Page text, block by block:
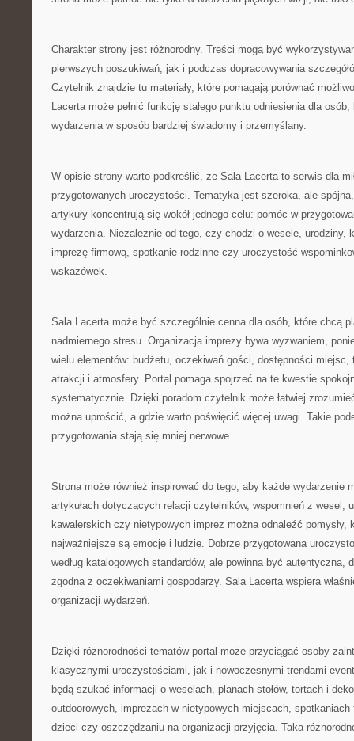
Charakter strony jest różnorodny. Treści mogą być
pierwszych poszukiwań, jak i podczas dopracowywania
Czytelnik znajdzie tu materiały, które pomagają porównać
Lacerta może pełnić funkcję stałego punktu odniesienia dla
wydarzenia w sposób bardziej świadomy i przemyślany.
W opisie strony warto podkreślić, że Sala Lacerta to serwis dla
przygotowanych uroczystości. Tematyka jest szeroka, ale
artykuły koncentrują się wokół jednego celu: pomóc w
wydarzenia. Niezależnie od tego, czy chodzi o wesele, urodziny,
imprezę firmową, spotkanie rodzinne czy uroczystość
wskazówek.
Sala Lacerta może być szczególnie cenna dla osób, które chcą
nadmiernego stresu. Organizacja imprezy bywa wyzwaniem,
wielu elementów: budżetu, oczekiwań gości, dostępności miejsc,
atrakcji i atmosfery. Portal pomaga spojrzeć na te kwestie
systematycznie. Dzięki poradom czytelnik może łatwiej
można uprościć, a gdzie warto poświęcić więcej uwagi. Takie
przygotowania stają się mniej nerwowe.
Strona może również inspirować do tego, aby każde wydarzenie
artykułach dotyczących relacji czytelników, wspomnień z wesel,
kawalerskich czy nietypowych imprez można odnaleźć pomysły,
najważniejsze są emocje i ludzie. Dobrze przygotowana
według katalogowych standardów, ale powinna być autentyczna,
zgodna z oczekiwaniami gospodarzy. Sala Lacerta wspiera
organizacji wydarzeń.
Dzięki różnorodności tematów portal może przyciągać osoby
klasycznymi uroczystościami, jak i nowoczesnymi trendami
będą szukać informacji o weselach, planach stołów, tortach i
outdoorowych, imprezach w nietypowych miejscach,
dzieci czy oszczędzaniu na organizacji przyjęcia. Taka